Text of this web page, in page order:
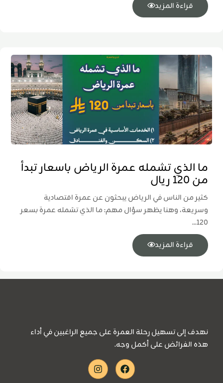
قراءة المزيد
ما الذي تشمله عمرة الرياض باسعار تبدأ
من 120 ريال
كثير من الناس في الرياض يبحثون عن عمرة اقتصادية
وسريعة، وهنا يظهر سؤال مهم: ما الذي تشمله عمرة بسعر
120...
قراءة المزيد
نهدف إلى تسهيل رحلة العمرة على جميع الراغبين في أداء
هذه الفرائض على أكمل وجه.
Facebook
Instagram